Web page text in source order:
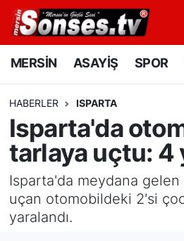
MERSİN ASAYİŞ SPOR
HABERLER ISPARTA
Isparta'da
tarlaya uçtu: 4
Isparta'da meydana
uçan otomobildeki 2'si
yaralandı.
MERSİN
SPOR
GÜNÜN MANŞETİ
DÜNYA
Mersin Nöbetçi Eczaneler
Mersin Namaz Vakitleri
Mersin Trafik Yoğunluk
Süper Lig Puan Durumu